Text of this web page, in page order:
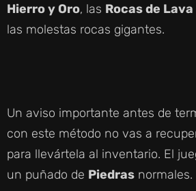
Hierro y Oro, las Rocas de Lava
las molestas rocas gigantes.
Un aviso importante antes de
con este método no vas a
para llevártela al inventario. El
un puñado de Piedras normales.